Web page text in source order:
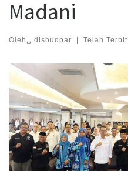
Madani
Oleh␣ disbudpar Telah Terbit